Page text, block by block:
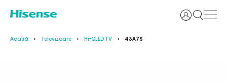
Login
Acasă Televizoare Hi-QLED TV 43A7S